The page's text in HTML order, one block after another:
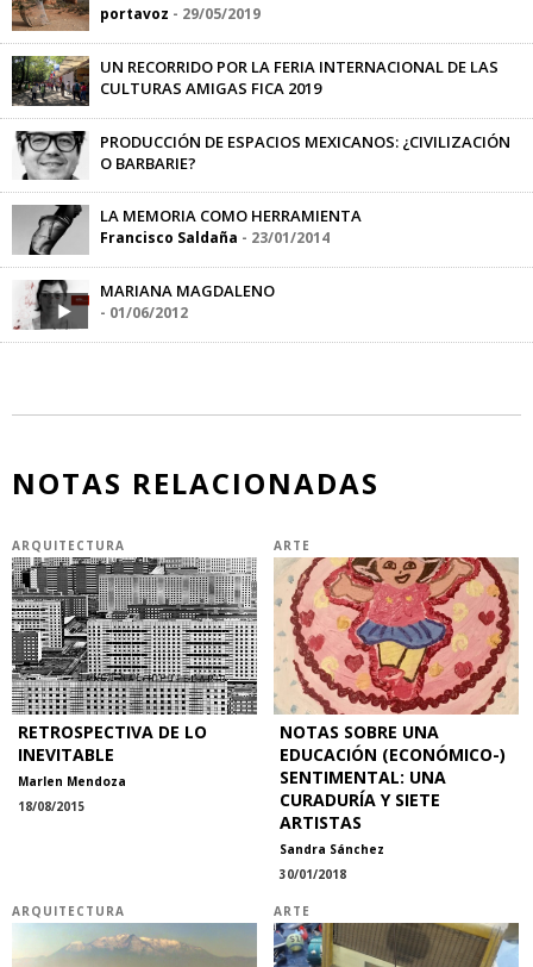
portavoz - 29/05/2019
UN RECORRIDO POR LA FERIA INTERNACIONAL DE LAS
CULTURAS AMIGAS FICA 2019
PRODUCCIÓN DE ESPACIOS MEXICANOS: ¿CIVILIZACIÓN
O BARBARIE?
LA MEMORIA COMO HERRAMIENTA
Francisco Saldaña - 23/01/2014
MARIANA MAGDALENO
- 01/06/2012
NOTAS RELACIONADAS
ARQUITECTURA
RETROSPECTIVA DE LO
INEVITABLE
Marlen Mendoza
18/08/2015
ARTE
NOTAS SOBRE UNA
EDUCACIÓN (ECONÓMICO-)
SENTIMENTAL: UNA
CURADURÍA Y SIETE
ARTISTAS
Sandra Sánchez
30/01/2018
ARQUITECTURA ARTE